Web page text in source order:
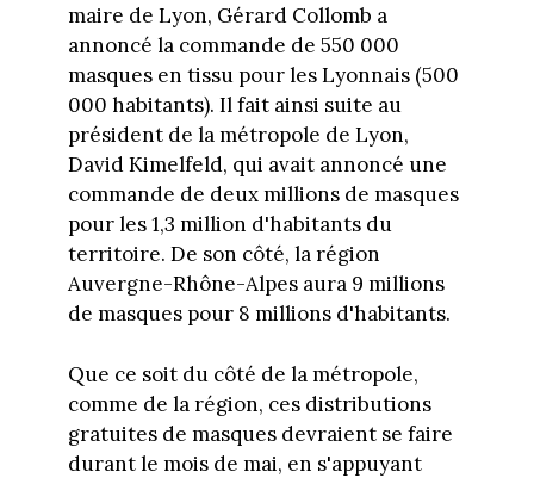
maire de Lyon, Gérard Collomb a
annoncé la commande de 550 000
masques en tissu pour les Lyonnais (500
000 habitants). Il fait ainsi suite au
président de la métropole de Lyon,
David Kimelfeld, qui avait annoncé une
commande de deux millions de masques
pour les 1,3 million d'habitants du
territoire. De son côté, la région
Auvergne-Rhône-Alpes aura 9 millions
de masques pour 8 millions d'habitants.
Que ce soit du côté de la métropole,
comme de la région, ces distributions
gratuites de masques devraient se faire
durant le mois de mai, en s'appuyant